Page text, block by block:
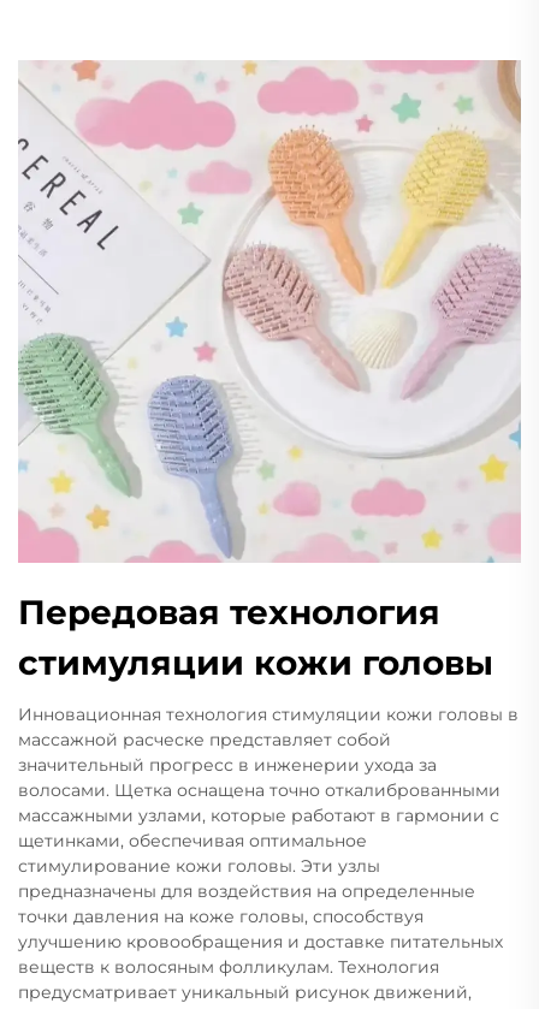
Передовая технология
стимуляции кожи головы
Инновационная технология стимуляции кожи головы в
массажной расческе представляет собой
значительный прогресс в инженерии ухода за
волосами. Щетка оснащена точно откалиброванными
массажными узлами, которые работают в гармонии с
щетинками, обеспечивая оптимальное
стимулирование кожи головы. Эти узлы
предназначены для воздействия на определенные
точки давления на коже головы, способствуя
улучшению кровообращения и доставке питательных
веществ к волосяным фолликулам. Технология
предусматривает уникальный рисунок движений,